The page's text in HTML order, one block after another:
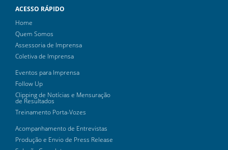
ACESSO RÁPIDO
Home
Quem Somos
Assessoria de Imprensa
Coletiva de Imprensa
Eventos para Imprensa
Follow Up
Clipping de Notícias e Mensuração
de Resultados
Treinamento Porta-Vozes
Acompanhamento de Entrevistas
Produção e Envio de Press Release